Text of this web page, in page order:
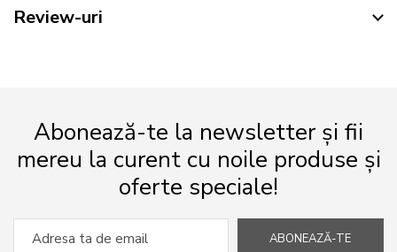
Review-uri
Abonează-te la newsletter și fii
mereu la curent cu noile produse și
oferte speciale!
ABONEAZĂ-TE